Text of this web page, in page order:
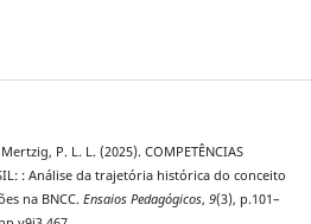
P. L. L. (2025). COMPETÊNCIAS
: Análise da trajetória histórica do conceito
na BNCC. Ensaios Pedagógicos, 9(3), p.101–